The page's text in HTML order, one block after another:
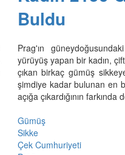
Buldu
Prag'ın
yürüyüş yapan bir kadın,
çıkan birkaç gümüş
şimdiye kadar bulunan en
açığa çıkardığının farkında
Gümüş
Sikke
Çek Cumhuriyeti